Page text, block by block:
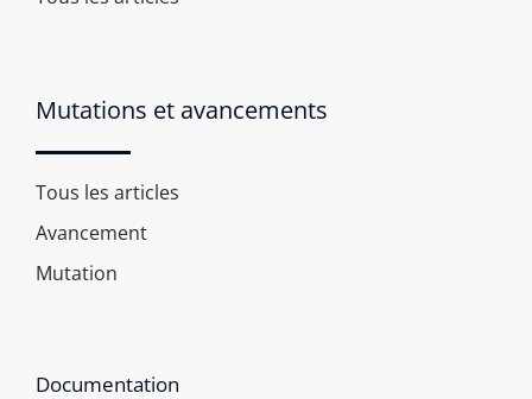
Mutations et avancements
Tous les articles
Avancement
Mutation
Documentation